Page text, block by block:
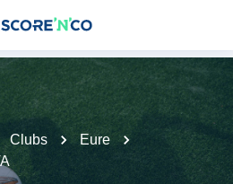
Clubs
Eure